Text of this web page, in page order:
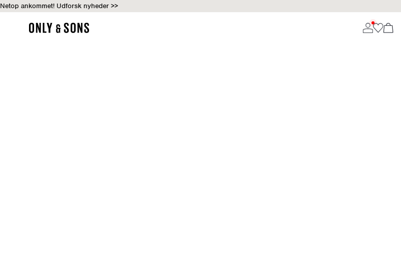
Netop ankommet! Udforsk nyheder >>